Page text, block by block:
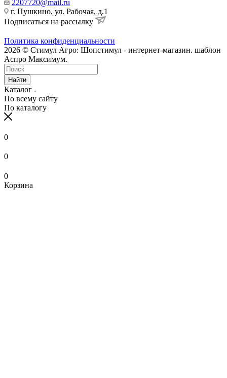
2207720@mail.ru
г. Пушкино, ул. Рабочая, д.1
Подписаться на рассылку
Политика конфиденциальности
2026 © Стимул Агро: Шопстимул - интернет-магазин. шаблон
Аспро Максимум.
Найти
Каталог
По всему сайту
По каталогу
0
0
0
Корзина